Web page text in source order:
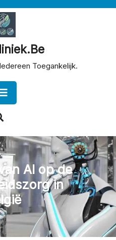
Toegankelijk.
Button
AI op de
in